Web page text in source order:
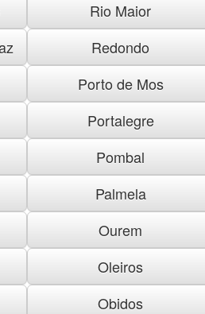
Rio Maior
Redondo
Porto de Mos
Portalegre
Pombal
Palmela
Ourem
Oleiros
Obidos